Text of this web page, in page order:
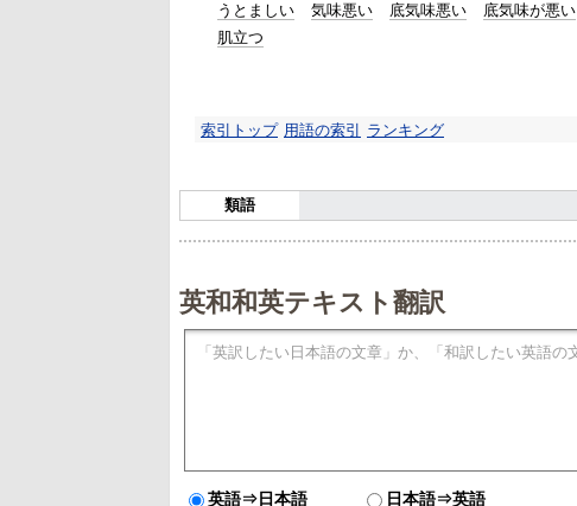
うとましい
気味悪い 底気味悪い 底気味が悪い
肌立つ
索引トップ 用語の索引 ランキング
類語
英和和英テキスト翻訳
英語⇒日本語 日本語⇒英語